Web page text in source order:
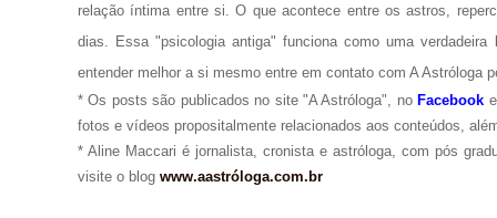
relação íntima entre si. O que acontece entre os astros,
dias. Essa "psicologia antiga" funciona como uma
entender melhor a si mesmo entre em contato com A Astróloga
* Os posts são publicados no site "A Astróloga", no Facebook
fotos e vídeos propositalmente relacionados aos conteúdos,
* Aline Maccari é jornalista, cronista e astróloga, com pós
visite o blog www.aastróloga.com.br